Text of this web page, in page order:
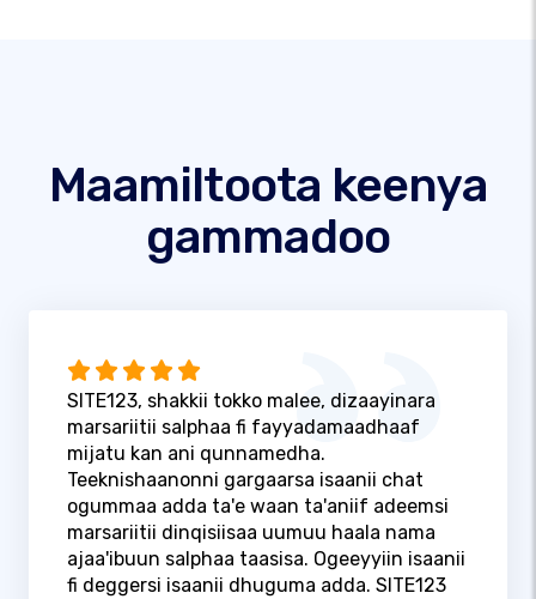
Maamiltoota keenya
gammadoo
SITE123, shakkii tokko malee, dizaayinara
marsariitii salphaa fi fayyadamaadhaaf
mijatu kan ani qunnamedha.
Teeknishaanonni gargaarsa isaanii chat
ogummaa adda ta'e waan ta'aniif adeemsi
marsariitii dinqisiisaa uumuu haala nama
ajaa'ibuun salphaa taasisa. Ogeeyyiin isaanii
fi deggersi isaanii dhuguma adda. SITE123